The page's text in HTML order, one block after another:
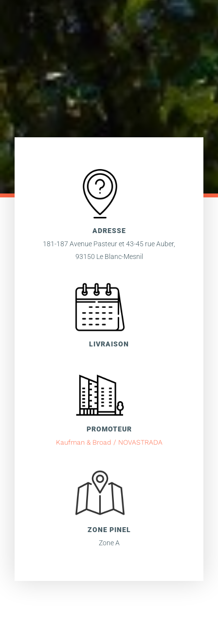
ADRESSE
181-187 Avenue Pasteur et 43-45 rue Auber,
93150 Le Blanc-Mesnil
LIVRAISON
PROMOTEUR
Kaufman & Broad / NOVASTRADA
ZONE PINEL
Zone A